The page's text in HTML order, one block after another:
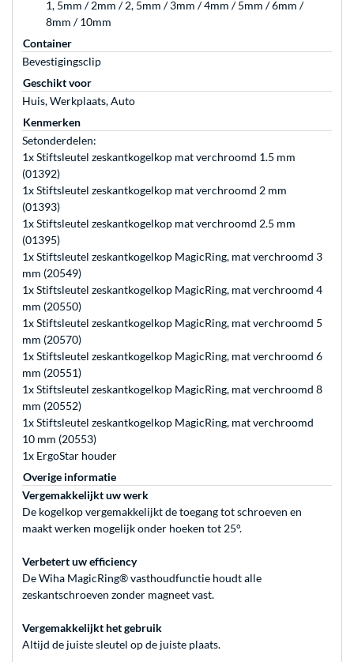
1, 5mm / 2mm / 2, 5mm / 3mm / 4mm / 5mm / 6mm /
8mm / 10mm
Container
Bevestigingsclip
Geschikt voor
Huis, Werkplaats, Auto
Kenmerken
Setonderdelen:
1x Stiftsleutel zeskantkogelkop mat verchroomd 1.5 mm
(01392)
1x Stiftsleutel zeskantkogelkop mat verchroomd 2 mm
(01393)
1x Stiftsleutel zeskantkogelkop mat verchroomd 2.5 mm
(01395)
1x Stiftsleutel zeskantkogelkop MagicRing, mat verchroomd 3
mm (20549)
1x Stiftsleutel zeskantkogelkop MagicRing, mat verchroomd 4
mm (20550)
1x Stiftsleutel zeskantkogelkop MagicRing, mat verchroomd 5
mm (20570)
1x Stiftsleutel zeskantkogelkop MagicRing, mat verchroomd 6
mm (20551)
1x Stiftsleutel zeskantkogelkop MagicRing, mat verchroomd 8
mm (20552)
1x Stiftsleutel zeskantkogelkop MagicRing, mat verchroomd
10 mm (20553)
1x ErgoStar houder
Overige informatie
Vergemakkelijkt uw werk
De kogelkop vergemakkelijkt de toegang tot schroeven en
maakt werken mogelijk onder hoeken tot 25°.
Verbetert uw efficiency
De Wiha MagicRing® vasthoudfunctie houdt alle
zeskantschroeven zonder magneet vast.
Vergemakkelijkt het gebruik
Altijd de juiste sleutel op de juiste plaats.